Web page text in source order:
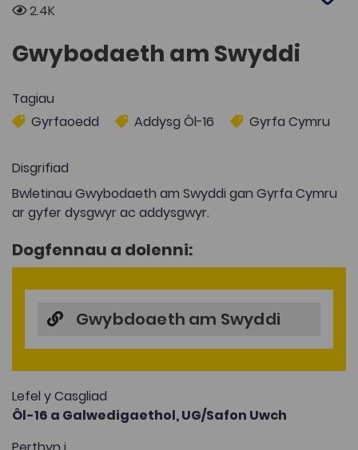
2.4K
Add
Gwybodaeth am Swyddi
Tagiau
Gyrfaoedd
Addysg Ôl-16 Gyrfa Cymru
Disgrifiad
Bwletinau Gwybodaeth am Swyddi gan Gyrfa Cymru
ar gyfer dysgwyr ac addysgwyr.
Dogfennau a dolenni:
Gwybdoaeth am Swyddi
Lefel y Casgliad
Ôl-16 a Galwedigaethol,UG/Safon Uwch